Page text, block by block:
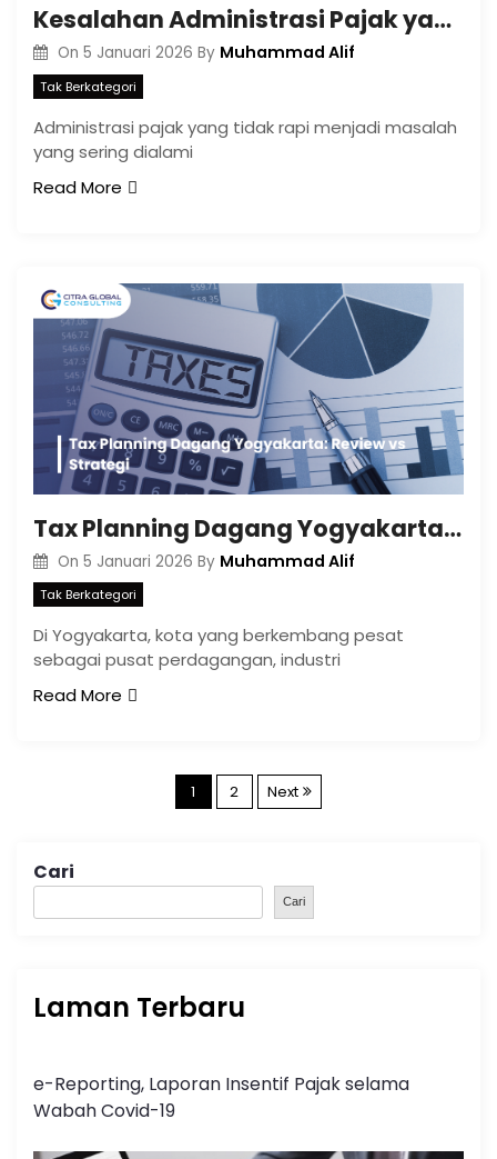
Kesalahan Administrasi Pajak yang Sering Terjadi di Yogyakarta
On 5 Januari 2026 By Muhammad Alif
Tak Berkategori
Administrasi pajak yang tidak rapi menjadi masalah
yang sering dialami
Read More
Tax Planning Dagang Yogyakarta: Review vs Strategi
On 5 Januari 2026 By Muhammad Alif
Tak Berkategori
Di Yogyakarta, kota yang berkembang pesat
sebagai pusat perdagangan, industri
Read More
1 2 Next
Cari
Cari
Laman Terbaru
e-Reporting, Laporan Insentif Pajak selama
Wabah Covid-19